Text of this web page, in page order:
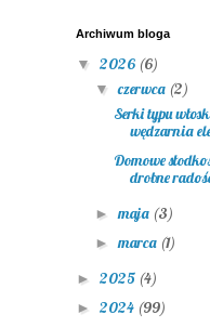
Archiwum bloga
▼ 2026 (6)
▼czerwca (2)
Serki typu
wędzarnia
Domowe
drobne
►maja (3)
► marca (1)
► 2025 (4)
► 2024 (99)